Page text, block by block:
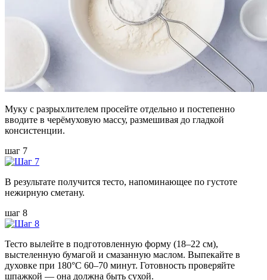
Муку с разрыхлителем просейте отдельно и постепенно
вводите в черёмуховую массу, размешивая до гладкой
консистенции.
шаг 7
В результате получится тесто, напоминающее по густоте
нежирную сметану.
шаг 8
Тесто вылейте в подготовленную форму (18–22 см),
выстеленную бумагой и смазанную маслом. Выпекайте в
духовке при 180°C 60–70 минут. Готовность проверяйте
шпажкой — она должна быть сухой.